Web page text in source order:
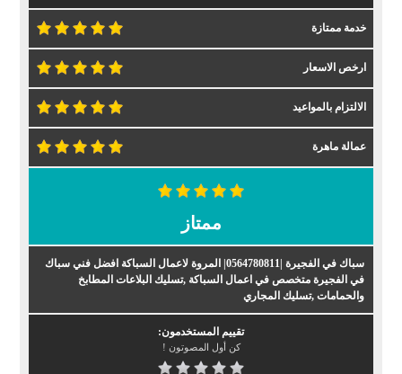
خدمة ممتازة
ارخص الاسعار
الالتزام بالمواعيد
عمالة ماهرة
ممتاز
سباك في الفجيرة |0564780811| المروة لاعمال السباكة افضل فني سباك
في الفجيرة متخصص في اعمال السباكة ,تسليك البلاعات المطابخ
والحمامات ,تسليك المجاري
تقييم المستخدمون:
كن أول المصوتون !